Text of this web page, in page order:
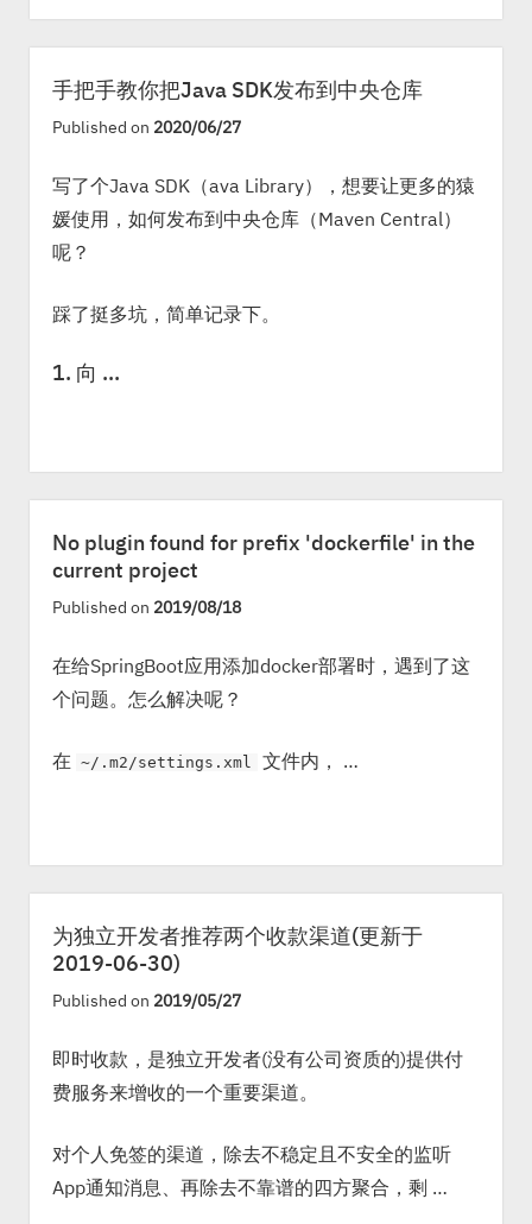
手把手教你把Java SDK发布到中央仓库
Published on 2020/06/27
写了个Java SDK（ava Library），想要让更多的猿
媛使用，如何发布到中央仓库（Maven Central）
呢？
踩了挺多坑，简单记录下。
1. 向 …
No plugin found for prefix 'dockerfile' in the
current project
Published on 2019/08/18
在给SpringBoot应用添加docker部署时，遇到了这
个问题。怎么解决呢？
在 ~/.m2/settings.xml 文件内， …
为独立开发者推荐两个收款渠道(更新于
2019-06-30)
Published on 2019/05/27
即时收款，是独立开发者(没有公司资质的)提供付
费服务来增收的一个重要渠道。
对个人免签的渠道，除去不稳定且不安全的监听
App通知消息、再除去不靠谱的四方聚合，剩 …